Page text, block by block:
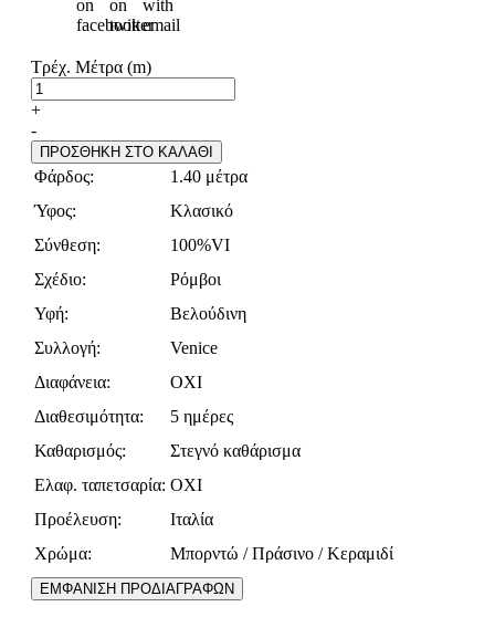
Τρέχ. Μέτρα (m)
+
-
ΠΡΟΣΘΗΚΗ ΣΤΟ ΚΑΛΑΘΙ
Φάρδος:
1.40 μέτρα
Ύφος:
Κλασικό
Σύνθεση:
100%VI
Σχέδιο:
Ρόμβοι
Υφή:
Βελούδινη
Συλλογή:
Venice
Διαφάνεια:
ΟΧΙ
Διαθεσιμότητα:
5 ημέρες
Καθαρισμός:
Στεγνό καθάρισμα
Ελαφ. ταπετσαρία: ΟΧΙ
Προέλευση:
Ιταλία
Χρώμα:
Μπορντώ / Πράσινο / Κεραμιδί
ΕΜΦΑΝΙΣΗ ΠΡΟΔΙΑΓΡΑΦΩΝ